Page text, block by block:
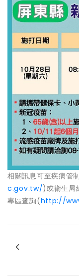
相關訊息可至疾病管
c.gov.tw/)或衛生局
專區查詢(http://